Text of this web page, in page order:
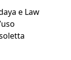
e Law